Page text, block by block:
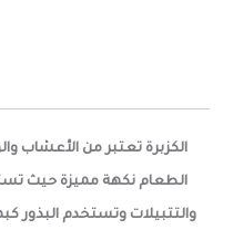
الكزبرة تعتبر من الأعشاب
الطعام نكهة مميزة حيث
والتتبيلات وتستخدم البذور